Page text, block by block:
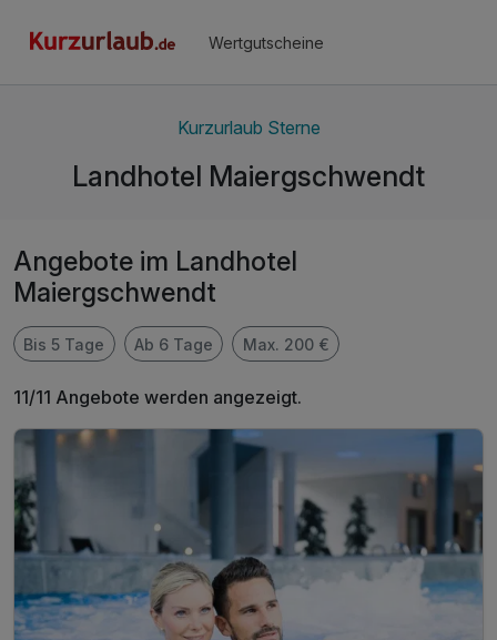
Wertgutscheine
Kurzurlaub Sterne
Landhotel Maiergschwendt
Angebote im Landhotel
Maiergschwendt
Bis 5 Tage Ab 6 Tage Max. 200 €
11/11 Angebote werden angezeigt.